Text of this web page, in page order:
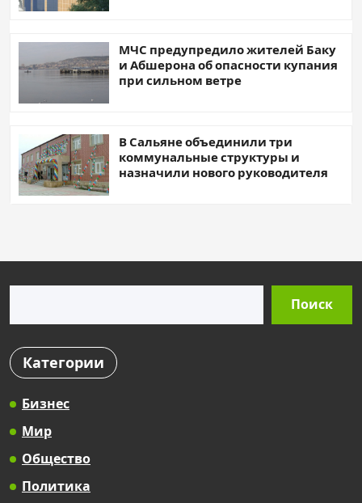
МЧС предупредило жителей Баку
и Абшерона об опасности купания
при сильном ветре
В Сальяне объединили три
коммунальные структуры и
назначили нового руководителя
Поиск
Категории
Бизнес
Мир
Общество
Политика